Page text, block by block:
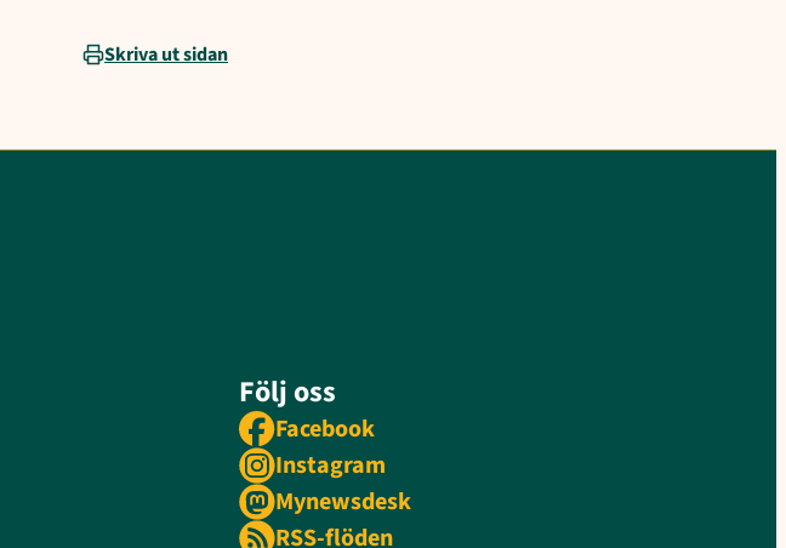
Skriva ut sidan
Följ oss
Facebook
Instagram
Mynewsdesk
RSS-flöden